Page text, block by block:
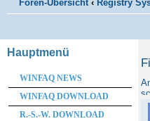
Foren-Übersicht ‹ Registry
Hauptmenü
WINFAQ NEWS
WINFAQ DOWNLOAD
R.-S.-W. DOWNLOAD